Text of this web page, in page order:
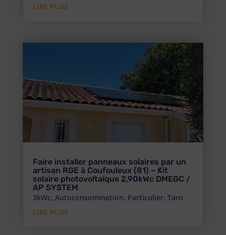
LIRE PLUS
Faire installer panneaux solaires par un
artisan RGE à Coufouleux (81) – Kit
solaire photovoltaïque 2,90kWc DMEGC /
AP SYSTEM
3kWc, Autoconsommation, Particulier, Tarn
LIRE PLUS